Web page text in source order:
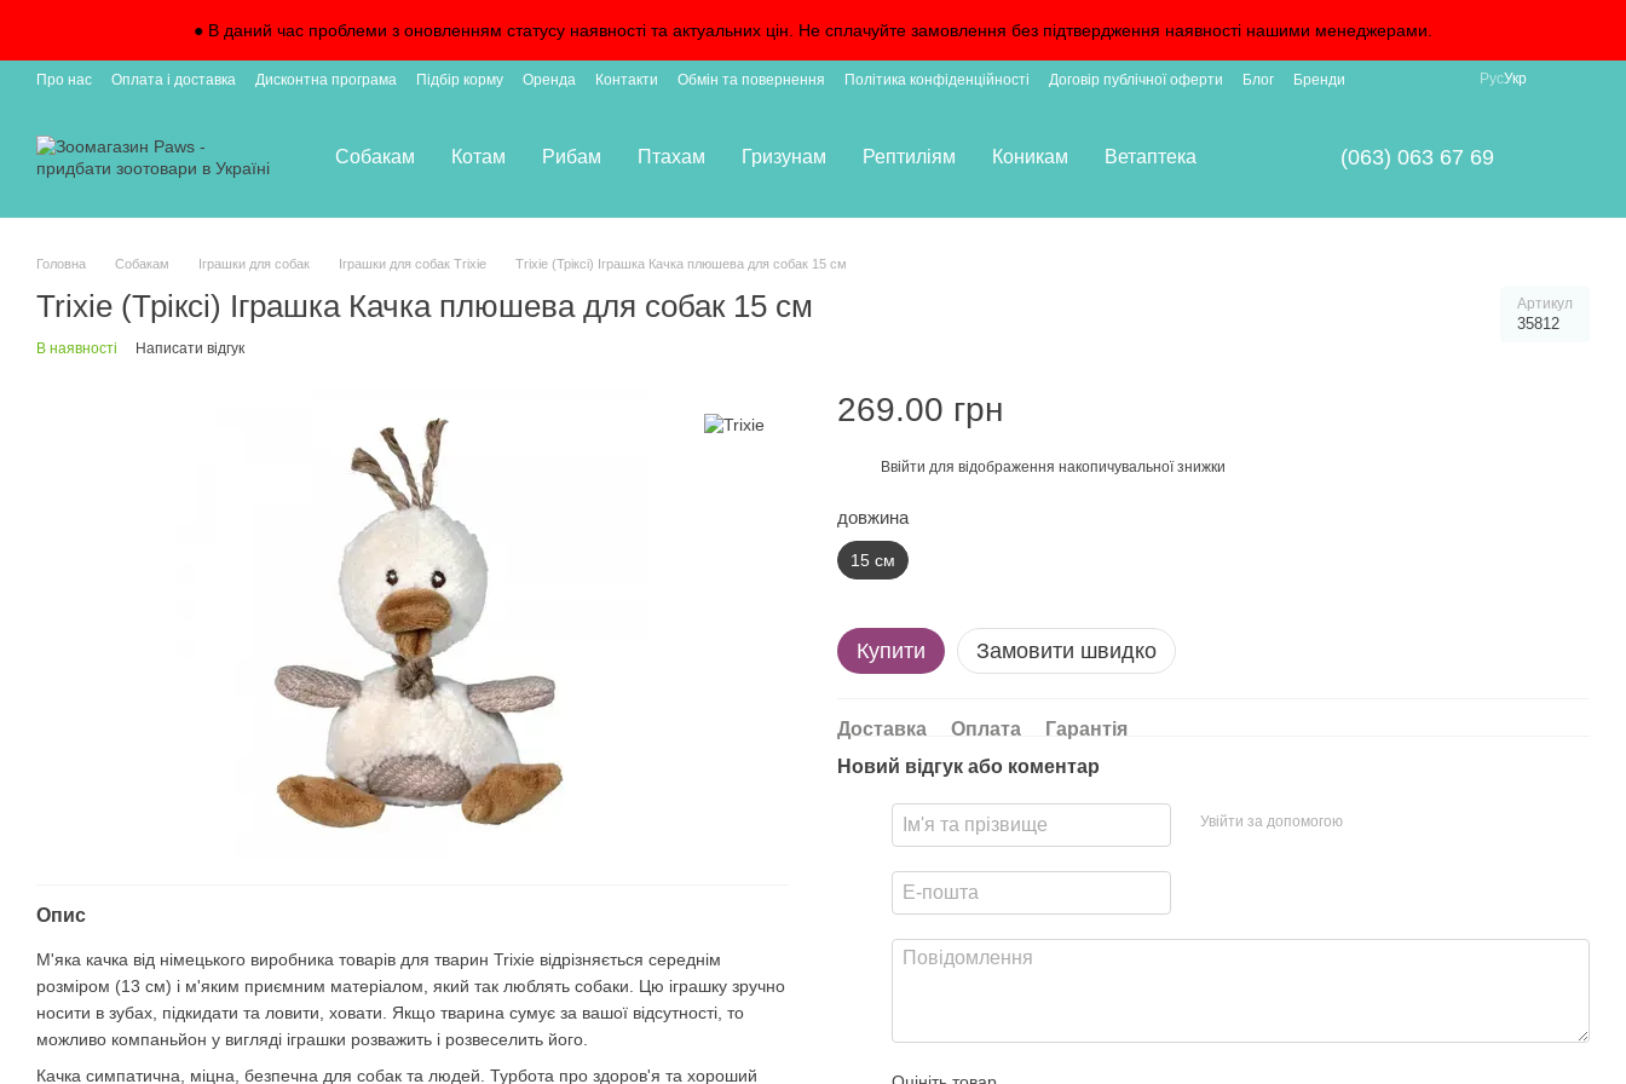
● В даний час проблеми з оновленням статусу наявності та актуальних цін. Не сплачуйте замовлення без підтвердження наявності нашими менеджерами.
Про нас Оплата і доставка Дисконтна програма Підбір корму Оренда Контакти Обмін та повернення Політика конфіденційності Договір публічної оферти Блог
Бренди
РусУкр
Собакам Котам Рибам Птахам Гризунам Рептиліям Коникам Ветаптека (063) 063 67 69
Головна Собакам Іграшки для собак Іграшки для собак Trixie Trixie (Тріксі) Іграшка Качка плюшева для собак 15 см
Trixie (Тріксі) Іграшка Качка плюшева для собак 15 см Артикул
35812
В наявності Написати відгук
Опис
М'яка качка від німецького виробника товарів для тварин Trixie відрізняється середнім
розміром (13 см) і м'яким приємним матеріалом, який так люблять собаки. Цю іграшку зручно
носити в зубах, підкидати та ловити, ховати. Якщо тварина сумує за вашої відсутності, то
можливо компаньйон у вигляді іграшки розважить і розвеселить його.
Качка симпатична, міцна, безпечна для собак та людей. Турбота про здоров'я та хороший
269.00 грн
Ввійти для відображення накопичувальної знижки
довжина
15 см
Купити Замовити швидко
Доставка Оплата
Гарантія
Новий відгук або коментар
Увійти за допомогою